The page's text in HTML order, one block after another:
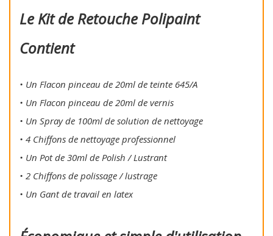
Le Kit de Retouche Polipaint
Contient
• Un Flacon pinceau de 20ml de teinte 645/A
• Un Flacon pinceau de 20ml de vernis
• Un Spray de 100ml de solution de nettoyage
• 4 Chiffons de nettoyage professionnel
• Un Pot de 30ml de Polish / Lustrant
• 2 Chiffons de polissage / lustrage
• Un Gant de travail en latex